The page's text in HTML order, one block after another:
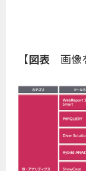
【図表 画像